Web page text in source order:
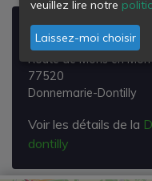
Déchetterie de
Route de Mons en
77520
Donnemarie-Dontilly
Voir les détails de la
dontilly
veuillez lire notre
Laissez-moi choisir